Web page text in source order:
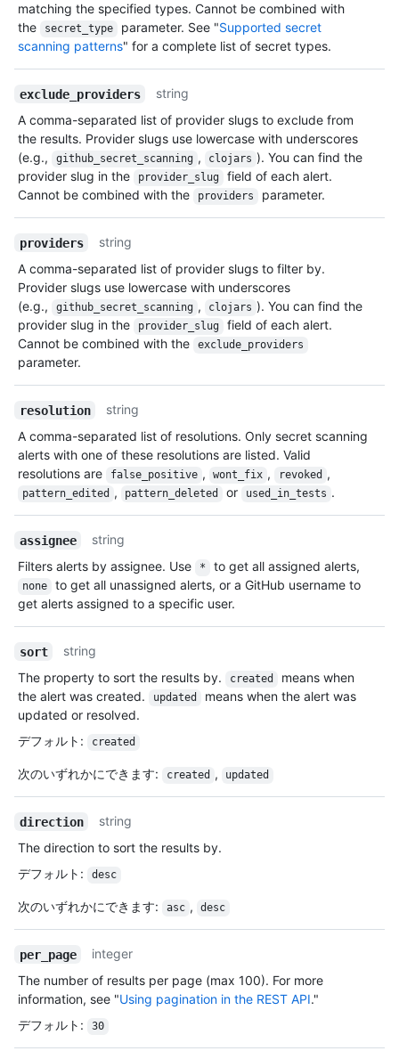
matching the specified types. Cannot be combined with
the
secret_type parameter. See "Supported secret
scanning patterns" for a complete list of secret types.
exclude_providers
string
A comma-separated list of provider slugs to exclude from
the results. Provider slugs use lowercase with underscores
(e.g.,
github_secret_scanning , clojars ). You can find the
provider slug in the
provider_slug
field of each alert.
Cannot be combined with the
providers parameter.
providers
string
A comma-separated list of provider slugs to filter by.
Provider slugs use lowercase with underscores
(e.g.,
github_secret_scanning , clojars ). You can find the
provider slug in the
provider_slug
field of each alert.
Cannot be combined with the
exclude_providers
parameter.
resolution
string
A comma-separated list of resolutions. Only secret scanning
alerts with one of these resolutions are listed. Valid
resolutions are
false_positive , wont_fix , revoked ,
pattern_edited , pattern_deleted or used_in_tests .
assignee
string
Filters alerts by assignee. Use
* to get all assigned alerts,
none
to get all unassigned alerts, or a GitHub username to
get alerts assigned to a specific user.
sort
string
The property to sort the results by.
created
means when
the alert was created.
updated
means when the alert was
updated or resolved.
デフォルト : created
次のいずれかにできます: created , updated
direction
string
The direction to sort the results by.
デフォルト : desc
次のいずれかにできます: asc , desc
per_page
integer
The number of results per page (max 100). For more
information, see "Using pagination in the REST API."
デフォルト : 30